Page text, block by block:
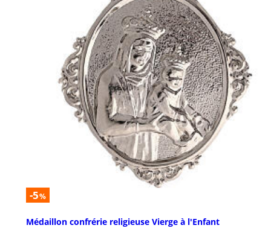
-5%
Médaillon confrérie religieuse Vierge à l'Enfant